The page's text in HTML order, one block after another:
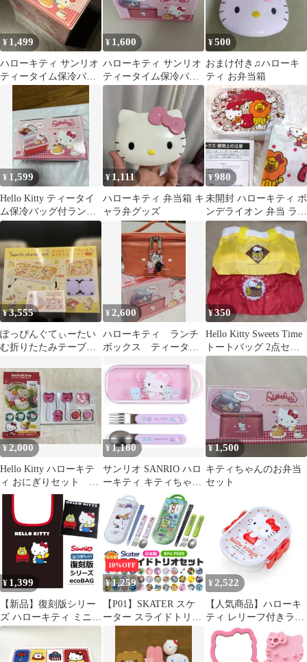
¥ 1,499
ハローキティ サンリオ
ティータイム保冷バッ
グ付ランチボックス お
¥ 1,600
ハローキティ サンリオ
ティータイム保冷バッ
グ付ランチボックス お
¥500
おまけ付き♫ハローキ
ティ お弁当箱
¥ 1,599
Hello Kitty ティータイ
ム保冷バッグ付ランチ
ボックス
¥ 1,111
ハローキティ 弁当箱 キ
ャラ弁グッズ
¥980
未開封 ハローキティ ポ
ンデライオン 弁当 ラン
チョンマット サンリオ
キティ
¥3,555
ぽっぴんぐてぃーたい
む折りたたみテーブル
チボックスセット
¥ 2,600
ハローキティ ランチ
ボックス ティータイ
じるし お弁当箱
¥350
Hello Kitty Sweets Time
トートバッグ 2点セッ
ト
¥2,000
Hello Kitty ハローキテ
ィ おにぎりセット キ
ャラ弁 弁当 サンリオ
¥1,180
サンリオ SANRIO ハロ
ーキティ キティちゃん
ランチコンビセット ス
プーン フォーク カトラ
リーセット お弁当
015938
¥1,500
キティちゃんのお弁当
セット
¥ 1,399
【新品】復刻版シリー
ズ ハローキティ ミニ
エコバッグ 新作ブラッ
ザイン HELLO KITTY
10%OFF
¥ 1,259
【P01】SKATER スケ
ーター スライドトリオ
スプーン フォーク 3点
セット 保育園 幼稚園
¥ 2,522
【人気商品】ハローキ
ティ レリーフ付きラン
チボックス サンリオ
(SANRIO) 013749